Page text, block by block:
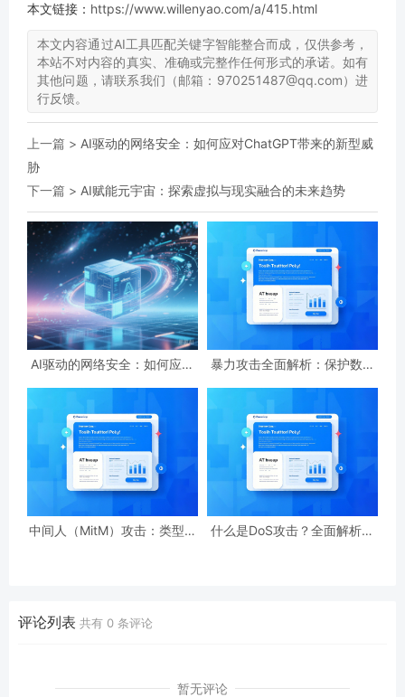
本文链接： https://www.willenyao.com/a/415.html
本文内容通过AI工具匹配关键字智能整合而成，仅供参考，
本站不对内容的真实、准确或完整作任何形式的承诺。如有
其他问题，请联系我们（邮箱：970251487@qq.com）进
行反馈。
上一篇 > AI驱动的网络安全：如何应对ChatGPT带来的新型威
胁
下一篇 > AI赋能元宇宙：探索虚拟与现实融合的未来趋势
AI驱动的网络安全：如何应对
暴力攻击全面解析：保护数字
中间人（MitM）攻击：类型、
什么是DoS攻击？全面解析攻
评论列表 共有 0 条评论
暂无评论